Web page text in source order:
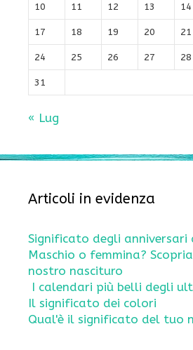
10 11 12 13 14
17 18 19 20 21
24 25 26 27 28
31
« Lug
Articoli in evidenza
Significato degli anniversari
Maschio o femmina?
nostro nascituro
I calendari più belli degli
Il significato dei colori
Qual'è il significato del tuo